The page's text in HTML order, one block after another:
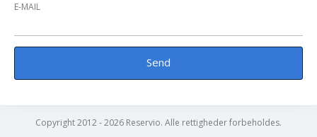
E-MAIL
Send
Copyright 2012 - 2026 Reservio. Alle rettigheder forbeholdes.